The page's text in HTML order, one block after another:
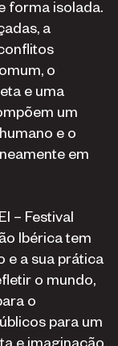
forma isolada.
a
o
e uma
um
e o
em
– Festival
Ibérica tem
e a sua prática
o mundo,
o
para um
e imaginação